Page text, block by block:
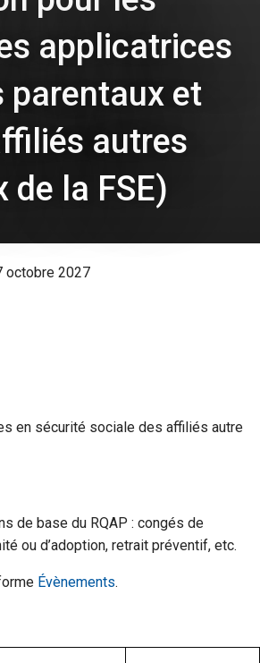
applicatrices
parentaux et
autres
de la FSE)
octobre 2027
en sécurité sociale des affiliés autre
de base du RQAP : congés de
ou d’adoption, retrait préventif, etc.
Évènements.